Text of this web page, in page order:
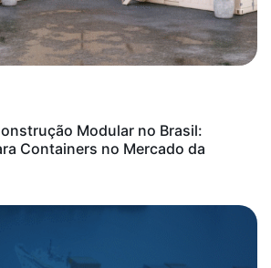
Modular no Brasil:
Containers no Mercado da